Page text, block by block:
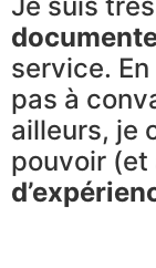
service.
pas à
ailleurs, je
pouvoir (et